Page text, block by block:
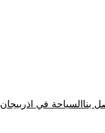
بناالسياحة في اذربيجان